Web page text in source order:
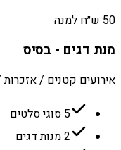
50 ש״ח למנה
מנת דגים - בסיס
אירועים קטנים /
5 סוגי סלטים
2 מנות דגים